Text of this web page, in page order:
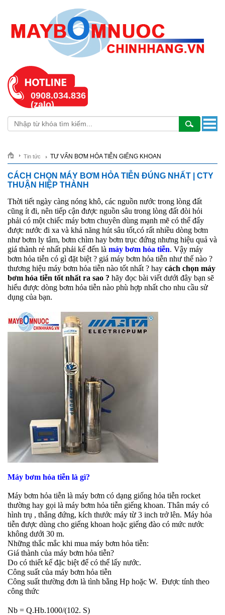
0908.034.836
(zalo)
Tin tức TƯ VẤN BƠM HỎA TIỄN GIẾNG KHOAN
CÁCH CHỌN MÁY BƠM HỎA TIỄN ĐÚNG NHẤT | CTY
THUẬN HIỆP THÀNH
Thời tiết ngày càng nóng khô, các nguồn nước trong lòng đất
cũng ít đi, nên tiếp cận được nguồn sâu trong lòng đất đòi hỏi
phải có một chiếc máy bơm chuyên dùng mạnh mẽ có thể đẩy
được nước đi xa và khả năng hút sâu tốt,có rất nhiều dòng bơm
như bơm ly tâm, bơm chìm hay bơm trục đứng nhưng hiệu quả và
giá thành rẻ nhất phải kể đến là máy bơm hỏa tiễn. Vậy máy
bơm hỏa tiễn có gì đặt biệt ? giá máy bơm hỏa tiễn như thế nào ?
thương hiệu máy bơm hỏa tiễn nào tốt nhất ? hay cách chọn máy
bơm hỏa tiễn tốt nhất ra sao ? hãy đọc bài viết dưới đây bạn sẽ
hiểu được dòng bơm hỏa tiễn nào phù hợp nhất cho nhu cầu sử
dụng của bạn.
Máy bơm hỏa tiễn là gì?
Máy bơm hỏa tiễn là máy bơm có dạng giống hỏa tiễn rocket
thường hay gọi là máy bơm hỏa tiễn giếng khoan. Thân máy có
hình trụ , thẳng đứng, kích thước máy từ 3 inch trở lên. Máy hỏa
tiễn được dùng cho giếng khoan hoặc giếng đào có mức nước
không dưới 30 m.
Những thắc mắc khi mua máy bơm hỏa tiễn:
Giá thành của máy bơm hỏa tiễn?
Do có thiết kế đặc biệt để có thể lấy nước.
Công suất của máy bơm hỏa tiễn
Công suất thường đơn là tình bằng Hp hoặc W. Được tính theo
công thức
Nb = Q.Hb.1000/(102. S)